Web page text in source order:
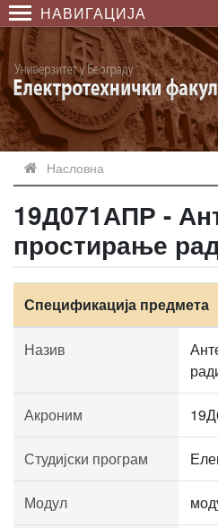
НАВИГАЦИЈА
Насловна
19Д071АПР -
простирање
Спецификација предмета
Назив
Акроним
Студијски програм
Модул